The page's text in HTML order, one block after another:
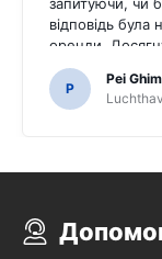
відповідь
оренди.
призначення,
автомобіль
жахливо, якби
P
Pei